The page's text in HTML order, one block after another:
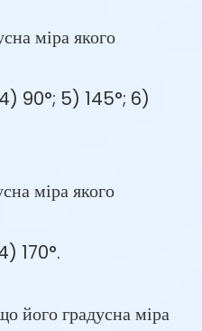
міра якого
90°; 5) 145°; 6)
міра якого
170°.
його градусна міра